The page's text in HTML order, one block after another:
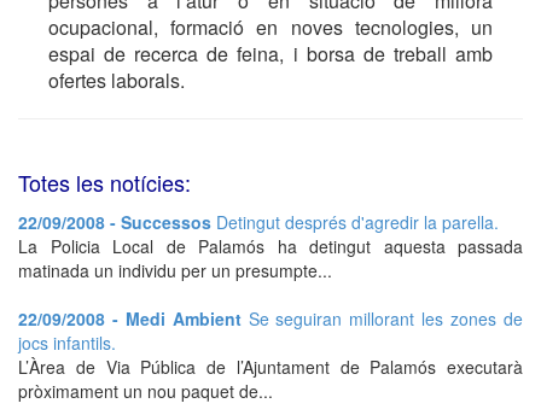
ocupacional, formació en noves tecnologies, un
espai de recerca de feina, i borsa de treball amb
ofertes laborals.
Totes les notícies:
22/09/2008 - Successos Detingut després d'agredir la parella.
La Policia Local de Palamós ha detingut aquesta passada
matinada un individu per un presumpte...
22/09/2008 - Medi Ambient Se seguiran millorant les zones de
jocs infantils.
L’Àrea de Via Pública de l’Ajuntament de Palamós executarà
pròximament un nou paquet de...